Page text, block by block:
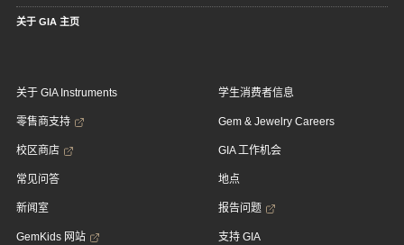
关于 GIA 主页
关于 GIA Instruments
零售商支持
校区商店
常见问答
新闻室
GemKids 网站
学生消费者信息
Gem & Jewelry Careers
GIA 工作机会
地点
报告问题
支持 GIA